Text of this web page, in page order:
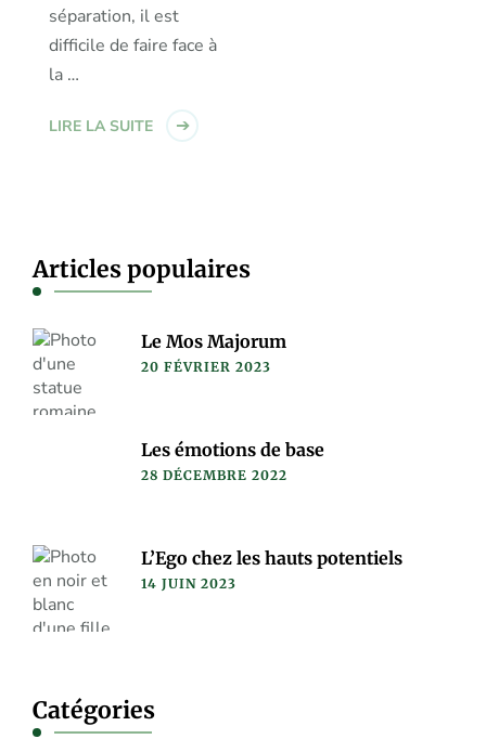
séparation, il est
difficile de faire face à
la …
LIRE LA SUITE
Articles populaires
Le Mos Majorum
20 FÉVRIER 2023
Les émotions de base
28 DÉCEMBRE 2022
L’Ego chez les hauts potentiels
14 JUIN 2023
Catégories